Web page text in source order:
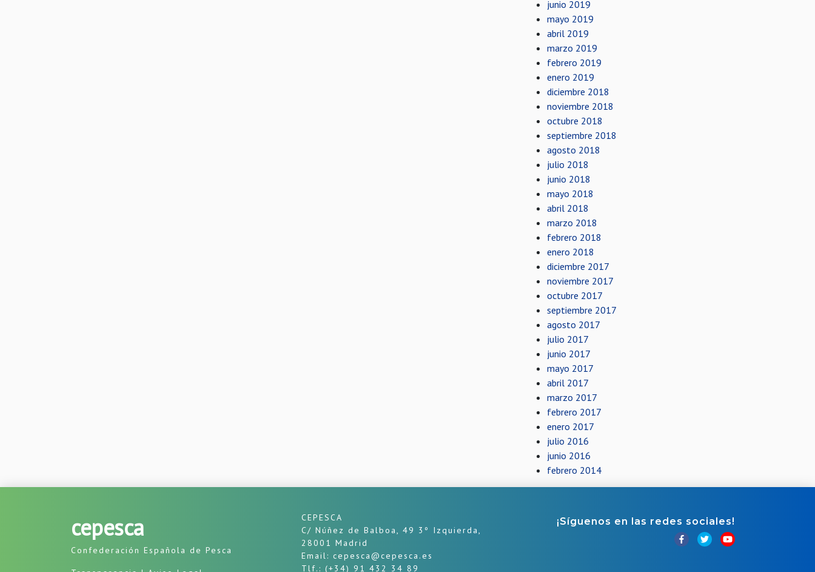
junio 2019
mayo 2019
abril 2019
marzo 2019
febrero 2019
enero 2019
diciembre 2018
noviembre 2018
octubre 2018
septiembre 2018
agosto 2018
julio 2018
junio 2018
mayo 2018
abril 2018
marzo 2018
febrero 2018
enero 2018
diciembre 2017
noviembre 2017
octubre 2017
septiembre 2017
agosto 2017
julio 2017
junio 2017
mayo 2017
abril 2017
marzo 2017
febrero 2017
enero 2017
julio 2016
junio 2016
febrero 2014
cepesca
Confederación Española de Pesca
CEPESCA
C/ Núñez de Balboa, 49 3º Izquierda,
28001 Madrid
Email: cepesca@cepesca.es
Tlf.: (+34) 91 432 34 89
¡Síguenos en las redes sociales!